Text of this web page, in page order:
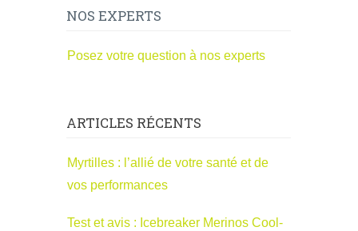
NOS EXPERTS
Posez votre question à nos experts
ARTICLES RÉCENTS
Myrtilles : l’allié de votre santé et de
vos performances
Test et avis : Icebreaker Merinos Cool-